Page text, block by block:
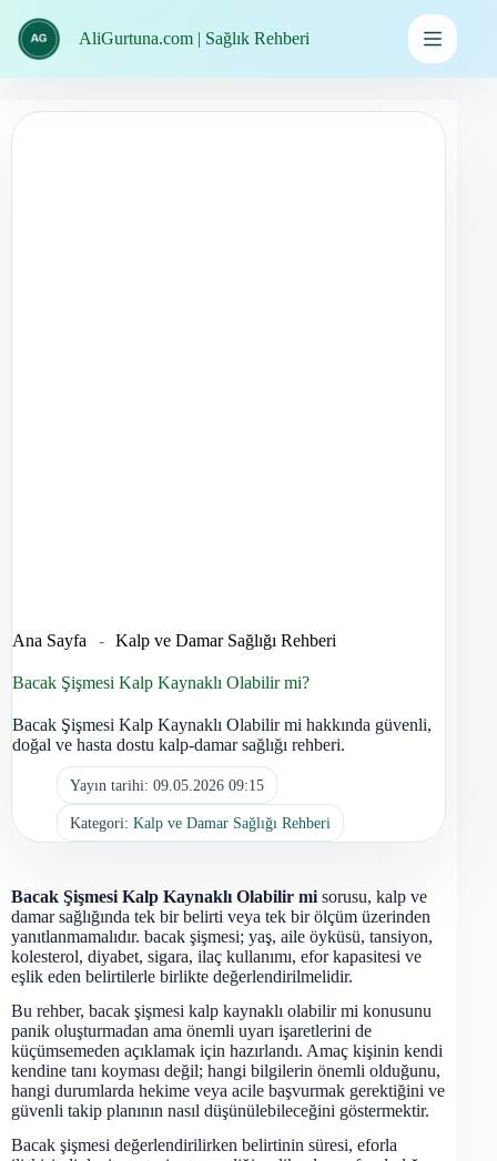
geç
AliGurtuna.com | Sağlık Rehberi
Ana Sayfa - Kalp ve Damar Sağlığı Rehberi
Bacak Şişmesi Kalp Kaynaklı Olabilir mi?
Bacak Şişmesi Kalp Kaynaklı Olabilir mi hakkında güvenli,
doğal ve hasta dostu kalp-damar sağlığı rehberi.
Yayın tarihi: 09.05.2026 09:15
Kategori: Kalp ve Damar Sağlığı Rehberi
Bacak Şişmesi Kalp Kaynaklı Olabilir mi sorusu, kalp ve
damar sağlığında tek bir belirti veya tek bir ölçüm üzerinden
yanıtlanmamalıdır. bacak şişmesi; yaş, aile öyküsü, tansiyon,
kolesterol, diyabet, sigara, ilaç kullanımı, efor kapasitesi ve
eşlik eden belirtilerle birlikte değerlendirilmelidir.
Bu rehber, bacak şişmesi kalp kaynaklı olabilir mi konusunu
panik oluşturmadan ama önemli uyarı işaretlerini de
küçümsemeden açıklamak için hazırlandı. Amaç kişinin kendi
kendine tanı koyması değil; hangi bilgilerin önemli olduğunu,
hangi durumlarda hekime veya acile başvurmak gerektiğini ve
güvenli takip planının nasıl düşünülebileceğini göstermektir.
Bacak şişmesi değerlendirilirken belirtinin süresi, eforla